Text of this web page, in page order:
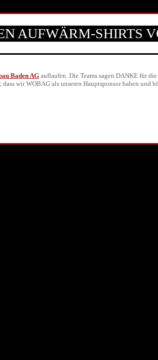
AUFWÄRM-SHIRTS
Baden AGauflaufen. Die Teams sagen DANKE für
wir WOBAG als unseren Hauptsponsor haben